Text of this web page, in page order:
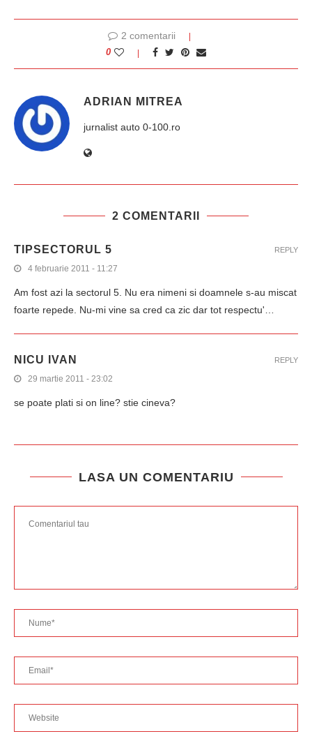
2 comentarii
0
ADRIAN MITREA
jurnalist auto 0-100.ro
2 COMENTARII
TIPSECTORUL 5
4 februarie 2011 - 11:27
Am fost azi la sectorul 5. Nu era nimeni si doamnele s-au miscat
foarte repede. Nu-mi vine sa cred ca zic dar tot respectu'…
REPLY
NICU IVAN
29 martie 2011 - 23:02
se poate plati si on line? stie cineva?
REPLY
LASA UN COMENTARIU